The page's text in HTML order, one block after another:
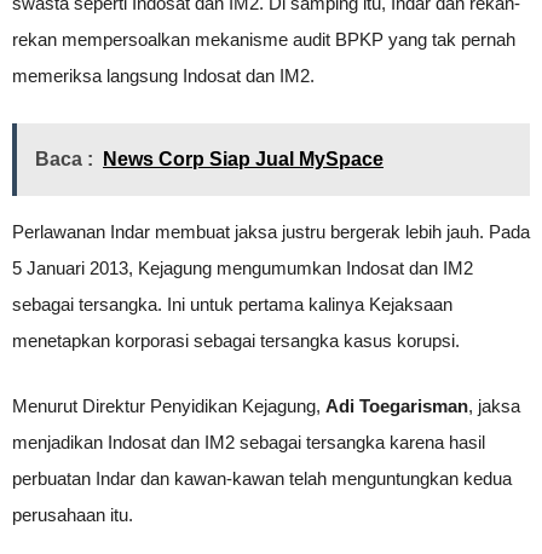
rekan mempersoalkan mekanisme audit BPKP yang tak pernah
memeriksa langsung Indosat dan IM2.
Baca : News Corp Siap Jual MySpace
Perlawanan Indar membuat jaksa justru bergerak lebih jauh. Pada
5 Januari 2013, Kejagung mengumumkan Indosat dan IM2
sebagai tersangka. Ini untuk pertama kalinya Kejaksaan
menetapkan korporasi sebagai tersangka kasus korupsi.
Menurut Direktur Penyidikan Kejagung, Adi Toegarisman, jaksa
menjadikan Indosat dan IM2 sebagai tersangka karena hasil
perbuatan Indar dan kawan-kawan telah menguntungkan kedua
perusahaan itu.